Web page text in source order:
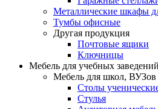
Металлические шкафы
Тумбы офисные
Другая продукция
Почтовые ящики
Ключницы
Мебель для учебных заведений
Мебель для школ, ВУЗов
Столы
Стулья